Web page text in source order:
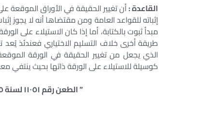
القاعدة :أن تغيير الحقيقة في الأوراق
إثباته للقواعد العامة ومن مقتضاها أنه لا
مبدأ ثبوت بالكتابة، أما إذا كان الاستيلاء على
طريقة أخرى خلاف التسليم الاختياري فعندئذ يُعد
الذي يجعل من تغيير الحقيقة في الورقة
كوسيلة للاستيلاء على الورقة ذاتها بحيث ينتفي
” الطعن رقم ١١٠٥١ لسنة ٨٥ قضائية الدوائر المدنية – جلسة ٢٠٢١/٠٥/٢٠ “